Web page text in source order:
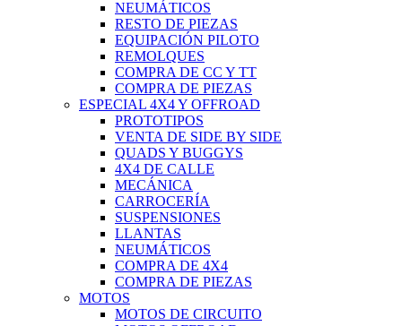
NEUMÁTICOS
RESTO DE PIEZAS
EQUIPACIÓN PILOTO
REMOLQUES
COMPRA DE CC Y TT
COMPRA DE PIEZAS
ESPECIAL 4X4 Y OFFROAD
PROTOTIPOS
VENTA DE SIDE BY SIDE
QUADS Y BUGGYS
4X4 DE CALLE
MECÁNICA
CARROCERÍA
SUSPENSIONES
LLANTAS
NEUMÁTICOS
COMPRA DE 4X4
COMPRA DE PIEZAS
MOTOS
MOTOS DE CIRCUITO